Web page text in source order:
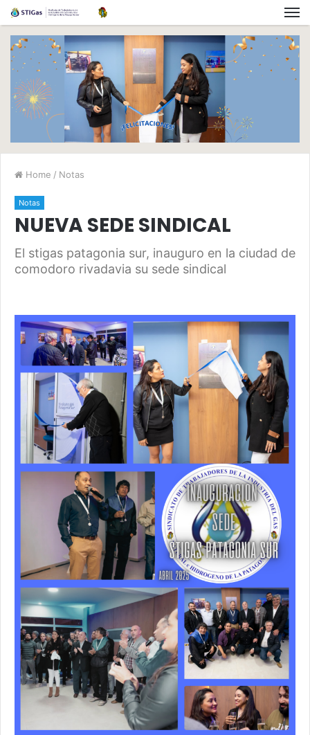
Home / Notas
Notas
NUEVA SEDE SINDICAL
El stigas patagonia sur, inauguro en la ciudad de
comodoro rivadavia su sede sindical